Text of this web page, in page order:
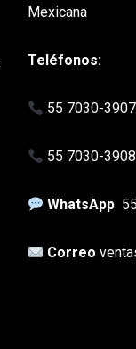
Mexicana
Teléfonos:
55 7030-3907
55 7030-3908
WhatsApp
Correo